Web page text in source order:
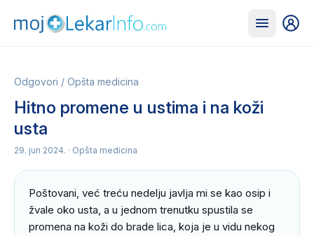
Odgovori / Opšta medicina
Hitno promene u ustima i na koži
usta
29. jun 2024. · Opšta medicina
Poštovani, već treću nedelju javlja mi se kao osip i
žvale oko usta, a u jednom trenutku spustila se
promena na koži do brade lica, koja je u vidu nekog